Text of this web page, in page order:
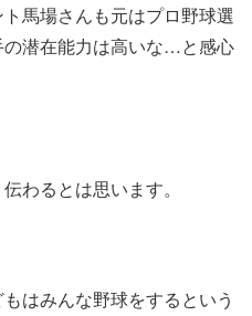
馬場さんも元はプロ野球選
潜在能力は高いな…と感心
わるとは思います。
はみんな野球をするという